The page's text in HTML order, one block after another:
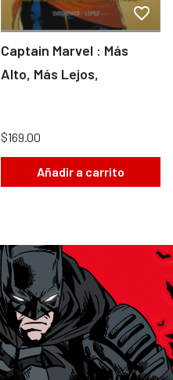
Captain Marvel : Más
Alto, Más Lejos,
$169.00
Añadir a carrito